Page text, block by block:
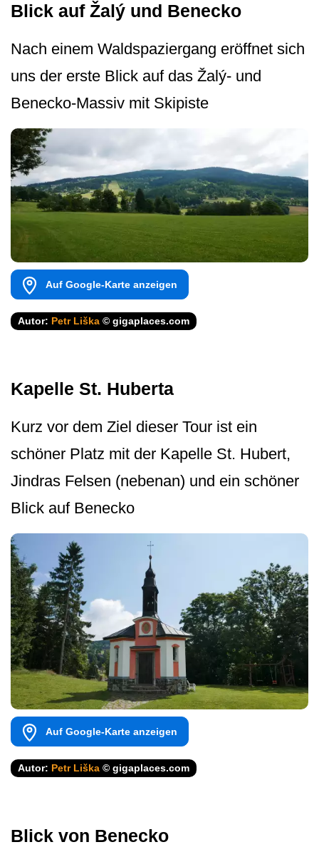
Blick auf Žalý und Benecko
Nach einem Waldspaziergang eröffnet sich
uns der erste Blick auf das Žalý- und
Benecko-Massiv mit Skipiste
Auf Google-Karte anzeigen
Autor: Petr Liška © gigaplaces.com
Kapelle St. Huberta
Kurz vor dem Ziel dieser Tour ist ein
schöner Platz mit der Kapelle St. Hubert,
Jindras Felsen (nebenan) und ein schöner
Blick auf Benecko
Auf Google-Karte anzeigen
Autor: Petr Liška © gigaplaces.com
Blick von Benecko